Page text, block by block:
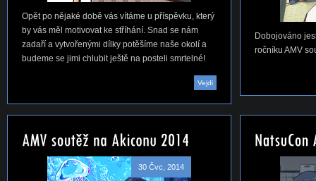
Opět po nějaké době vás vítáme u příspěvku, který
by vás měl motivovat ke stříhání. Snad se nám
zadaří a vytvořenými dílky potěšíme naše okolí a
budeme se jimi chlubit ještě na posteli smrtelné!
Vejdi
Dobojováno
ročníku AMV
30 Čvc, 2014